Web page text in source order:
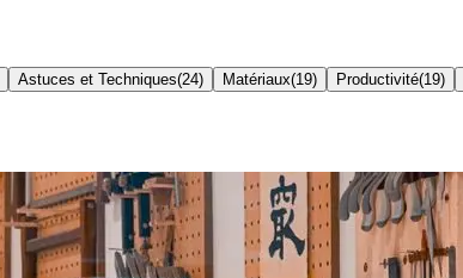
Astuces et Techniques(24) Matériaux(19) Productivité(19)